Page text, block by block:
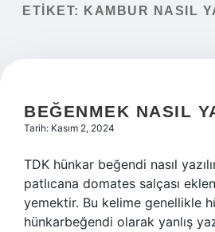
Yasal Uyarı
ETIKET: KAMBUR NASIL
BEĞENMEK NASIL
Tarih: Kasım 2, 2024
TDK hünkar beğendi nasıl
patlıcana domates salçası
yemektir. Bu kelime genellikle
hünkarbeğendi olarak yanlış